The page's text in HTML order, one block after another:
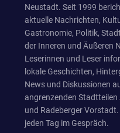
Neustadt. Seit 1999
aktuelle Nachrichten,
Gastronomie, Politik,
der Inneren und Äußeren
Leserinnen und Leser
lokale Geschichten,
News und Diskussionen
angrenzenden
und Radeberger
jeden Tag im Gespräch.